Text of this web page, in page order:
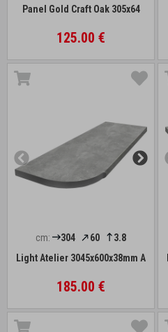
Panel Gold Craft Oak 305x64
125.00 €
cm: 304 60
3.8
Light Atelier 3045x600x38mm A
185.00 €